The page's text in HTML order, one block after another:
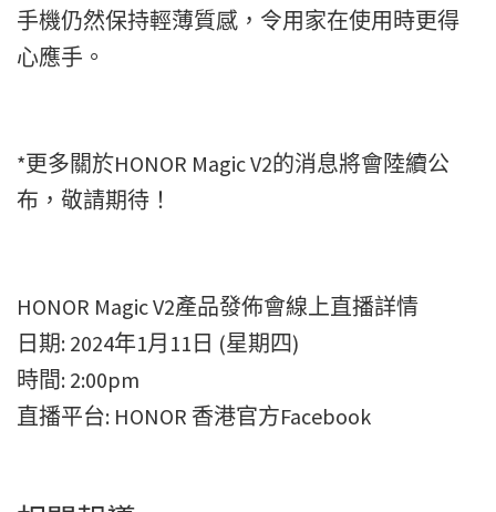
手機仍然保持輕薄質感，令用家在使用時更得
心應手。
*更多關於HONOR Magic V2的消息將會陸續公
布，敬請期待！
HONOR Magic V2產品發佈會線上直播詳情
日期: 2024年1月11日 (星期四)
時間: 2:00pm
直播平台: HONOR 香港官方Facebook